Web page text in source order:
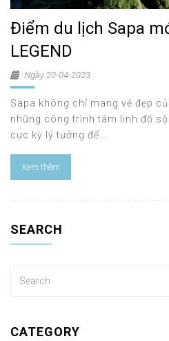
Điểm du lịch Sapa
LEGEND
Ngày 20-04-2023
Sapa không chỉ mang vẻ đẹp
những công trình tâm linh đồ
cực kỳ lý tưởng để...
Xem thêm
SEARCH
CATEGORY